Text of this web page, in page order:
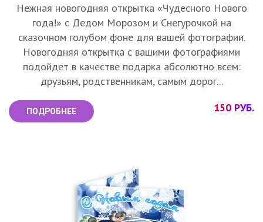
Нежная новогодняя открытка «Чудесного Нового
года!» с Дедом Морозом и Снегурочкой на
сказочном голубом фоне для вашей фотографии.
Новогодняя открытка с вашими фотографиями
подойдет в качестве подарка абсолютно всем:
друзьям, родственникам, самым дорог...
ПОДРОБНЕЕ 150 РУБ.